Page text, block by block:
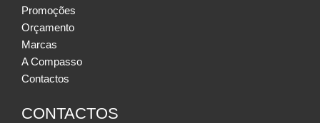
Promoções
Orçamento
Marcas
A Compasso
Contactos
CONTACTOS